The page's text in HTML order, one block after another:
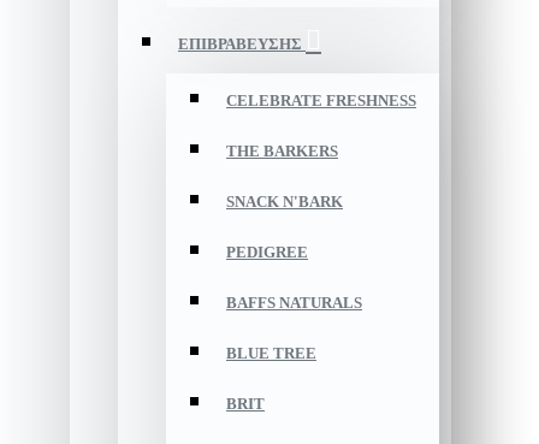
ΕΠΙΒΡΑΒΕΥΣΗΣ
CELEBRATE FRESHNESS
THE BARKERS
SNACK N'BARK
PEDIGREE
BAFFS NATURALS
BLUE TREE
BRIT